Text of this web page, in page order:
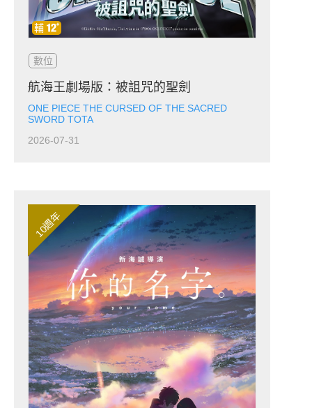
數位
航海王劇場版：被詛咒的聖劍
ONE PIECE THE CURSED OF THE SACRED
SWORD TOTA
2026-07-31
10週年